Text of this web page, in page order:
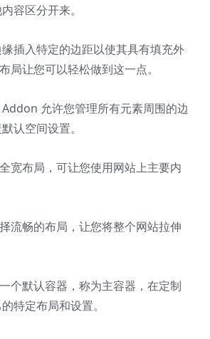
容区分开来。
插入特定的边距以使其具有填充外
局让您可以轻松做到这一点。
允许您管理所有元素周围的边
认空间设置。
宽布局，可让您使用网站上主要内
流畅的布局，让您将整个网站拉伸
个默认容器，称为主容器，在定制
特定布局和设置。